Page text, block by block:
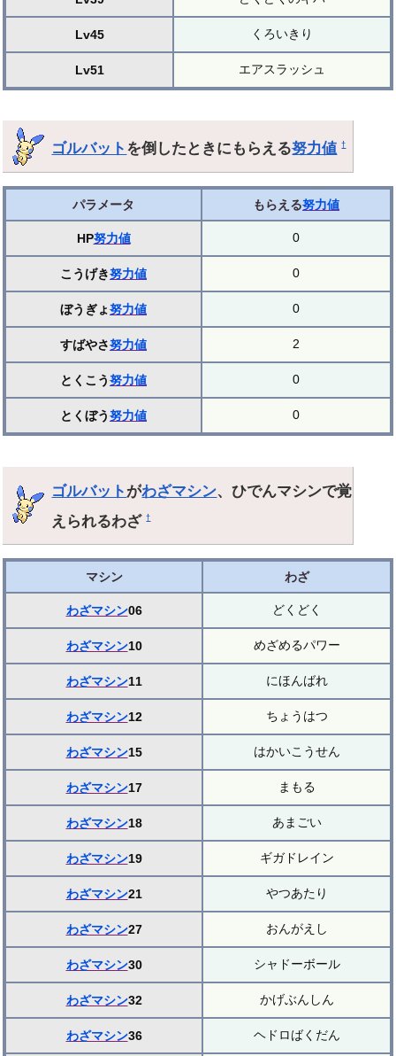
Lv45 くろいきり
Lv51 エアスラッシュ
ゴルバット を倒したときにもらえる努力値 †
パラメータ もらえる努力値
HP努力値 0
こうげき努力値 0
ぼうぎょ努力値 0
すばやさ努力値 2
とくこう努力値 0
とくぼう努力値 0
ゴルバットがわざマシン、ひでんマシンで覚
えられるわざ†
マシン わざ
わざマシン06 どくどく
わざマシン10 めざめるパワー
わざマシン11 にほんばれ
わざマシン12 ちょうはつ
わざマシン15 はかいこうせん
わざマシン17 まもる
わざマシン18 あまごい
わざマシン19 ギガドレイン
わざマシン21 やつあたり
わざマシン27 おんがえし
わざマシン30 シャドーボール
わざマシン32 かげぶんしん
わざマシン36 ヘドロばくだん